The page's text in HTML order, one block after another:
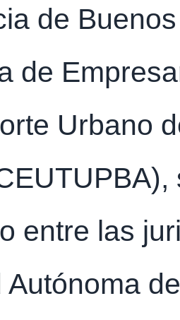
de
de
Urbano
entre las
Autónoma